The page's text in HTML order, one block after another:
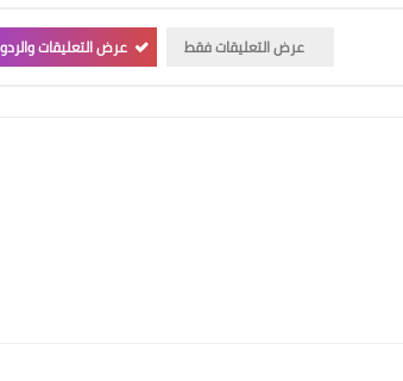
عرض التعليقات فقط عرض التعليقات